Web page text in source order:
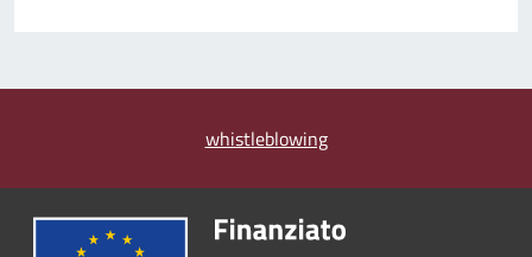
whistleblowing